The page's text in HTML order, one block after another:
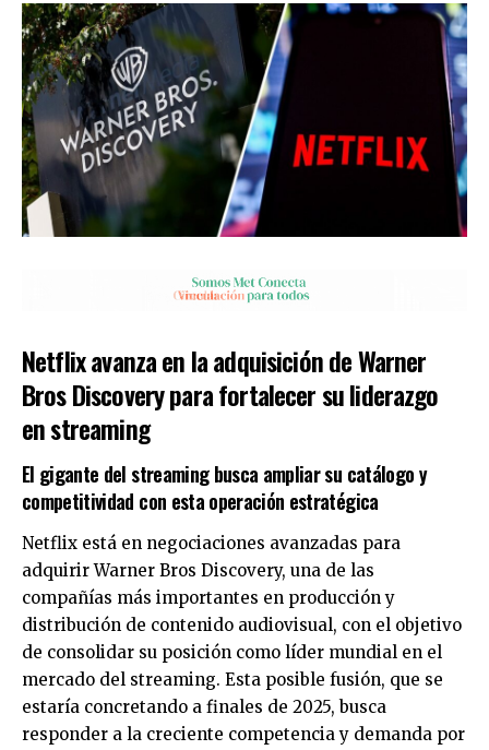
Netflix avanza en la adquisición de Warner
Bros Discovery para fortalecer su liderazgo
en streaming
El gigante del streaming busca ampliar su catálogo y
competitividad con esta operación estratégica
Netflix está en negociaciones avanzadas para
adquirir Warner Bros Discovery, una de las
compañías más importantes en producción y
distribución de contenido audiovisual, con el objetivo
de consolidar su posición como líder mundial en el
mercado del streaming. Esta posible fusión, que se
estaría concretando a finales de 2025, busca
responder a la creciente competencia y demanda por